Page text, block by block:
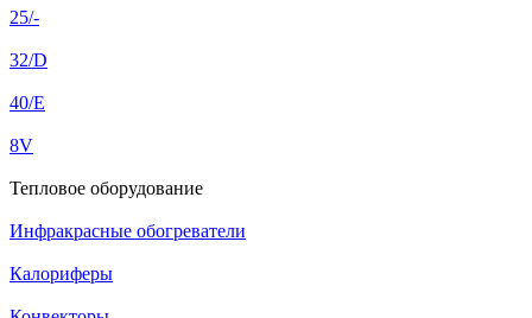
25/-
32/D
40/E
8V
Тепловое оборудование
Инфракрасные обогреватели
Калориферы